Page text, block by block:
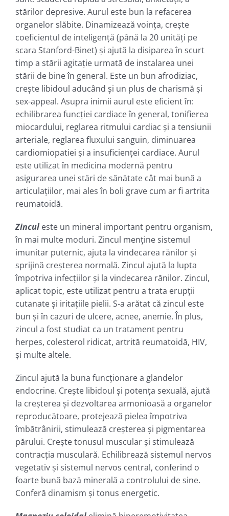
stărilor depresive. Aurul este bun la refacerea
organelor slăbite. Dinamizează voința, crește
coeficientul de inteligență (până la 20 unități pe
scara Stanford-Binet) şi ajută la disiparea în scurt
timp a stării agitație urmată de instalarea unei
stării de bine în general. Este un bun afrodiziac,
crește libidoul aducând şi un plus de charismă şi
sex-appeal. Asupra inimii aurul este eficient în:
echilibrarea funcției cardiace în general, tonifierea
miocardului, reglarea ritmului cardiac şi a tensiunii
arteriale, reglarea fluxului sanguin, diminuarea
cardiomiopatiei şi a insuficienței cardiace. Aurul
este utilizat în medicina modernă pentru
asigurarea unei stări de sănătate cât mai bună a
articulațiilor, mai ales în boli grave cum ar fi artrita
reumatoidă.
Zinculeste un mineral important pentru organism,
în mai multe moduri. Zincul menține sistemul
imunitar puternic, ajuta la vindecarea rănilor și
sprijină creșterea normală. Zincul ajută la lupta
împotriva infecțiilor şi la vindecarea rănilor. Zincul,
aplicat topic, este utilizat pentru a trata erupții
cutanate și iritațiile pielii. S-a arătat că zincul este
bun și în cazuri de ulcere, acnee, anemie. În plus,
zincul a fost studiat ca un tratament pentru
herpes, colesterol ridicat, artrită reumatoidă, HIV,
și multe altele.
Zincul ajută la buna funcționare a glandelor
endocrine. Crește libidoul și potența sexuală, ajută
la creșterea și dezvoltarea armonioasă a organelor
reproducătoare, protejează pielea împotriva
îmbătrânirii, stimulează creșterea și pigmentarea
părului. Crește tonusul muscular şi stimulează
contracția musculară. Echilibrează sistemul nervos
vegetativ și sistemul nervos central, conferind o
foarte bună bază minerală a controlului de sine.
Conferă dinamism şi tonus energetic.